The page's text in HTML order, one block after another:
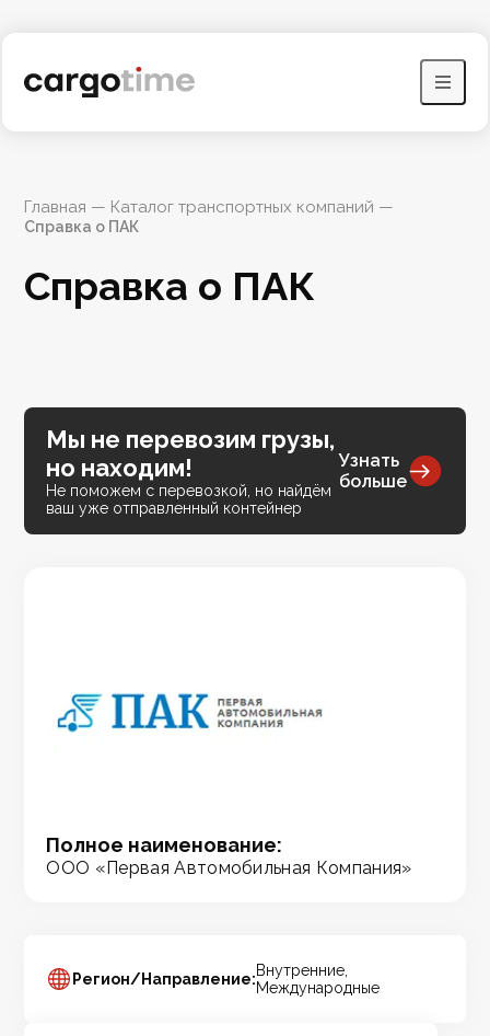
Главная — Каталог транспортных компаний —
Справка о ПАК
Справка о ПАК
Полное наименование:
ООО «Первая Автомобильная Компания»
Мы не перевозим грузы,
но находим!
Не поможем с перевозкой, но найдём
ваш уже отправленный контейнер
Узнать
больше
Регион/Направление:Внутренние,
Международные